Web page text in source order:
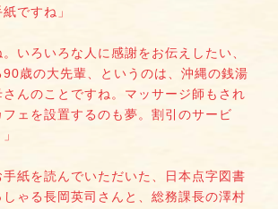
ですね」
いろいろな人に感謝をお伝えしたい、
90歳の大先輩、というのは、沖縄の銭湯
さんのことですね。マッサージ師もされ
ェを設置するのも夢。割引のサービ
紙を読んでいただいた、日本点字図書
ゃる長岡英司さんと、総務課長の澤村